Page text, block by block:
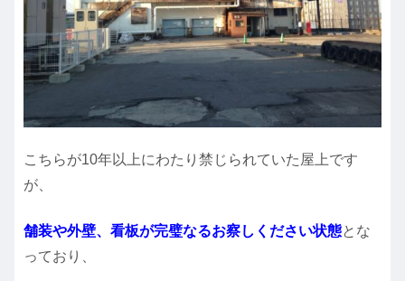
こちらが10年以上にわたり禁じられていた屋上です
が、
舗装や外壁、看板が完璧なるお察しください状態とな
っており、